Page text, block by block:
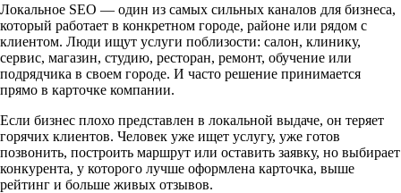
Локальное SEO — один из самых сильных каналов для бизнеса,
который работает в конкретном городе, районе или рядом с
клиентом. Люди ищут услуги поблизости: салон, клинику,
сервис, магазин, студию, ресторан, ремонт, обучение или
подрядчика в своем городе. И часто решение принимается
прямо в карточке компании.
Если бизнес плохо представлен в локальной выдаче, он теряет
горячих клиентов. Человек уже ищет услугу, уже готов
позвонить, построить маршрут или оставить заявку, но выбирает
конкурента, у которого лучше оформлена карточка, выше
рейтинг и больше живых отзывов.